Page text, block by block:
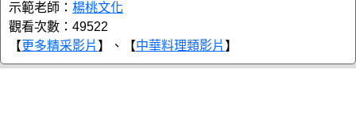
示範老師： 楊桃文化
觀看次數：49522
【更多精采影片 】、【中華料理類影片 】